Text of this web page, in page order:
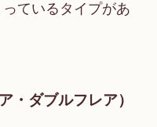
ているタイプがあ
・ダブルフレア）